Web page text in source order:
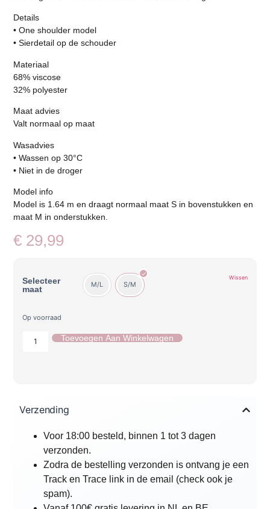
Details
• One shoulder model
• Sierdetail op de schouder
Materiaal
68% viscose
32% polyester
Maat advies
Valt normaal op maat
Wasadvies
• Wassen op 30°C
• Niet in de droger
Model info
Model is 1.64 m en draagt normaal maat S in bovenstukken en
maat M in onderstukken.
€ 29,99
Selecteer
maat
M/L S/M
Wissen
Op voorraad
Toevoegen Aan Winkelwagen
Verzending
Voor 18:00 besteld, binnen 1 tot 3 dagen
verzonden.
Zodra de bestelling verzonden is ontvang je een
Track en Trace link in de email (check ook je
spam).